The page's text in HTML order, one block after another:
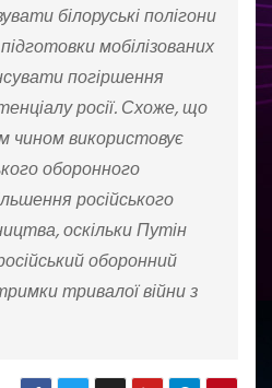
білоруські полігони
мобілізованих
погіршення
росії. Схоже, що
чином використовує
оборонного
російського
оскільки Путін
оборонний
тривалої війни з